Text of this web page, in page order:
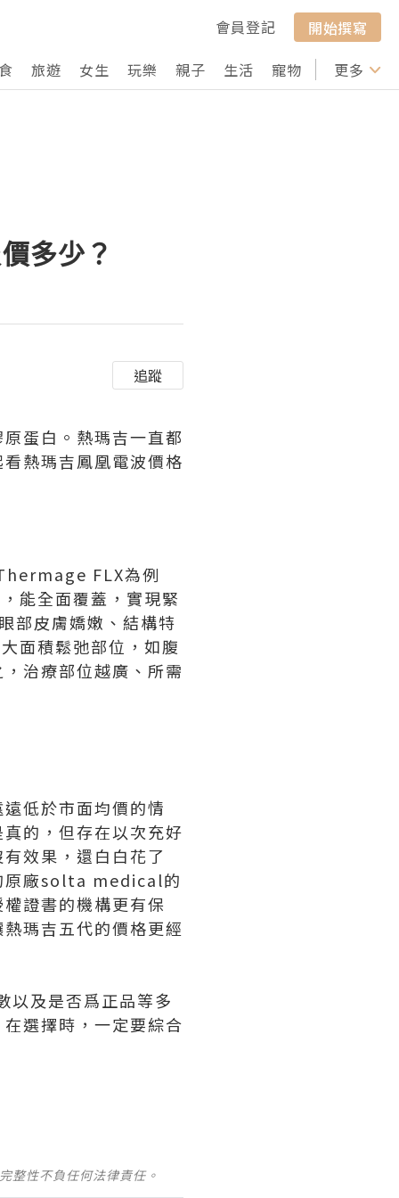
會員登記
開始撰寫
旅遊 女生 玩樂 親子 生活 寵物 行山 打卡
更多
多少？
追蹤
蛋白。熱瑪吉一直都
熱瑪吉鳳凰電波價格
FLX為例
能全面覆蓋，實現緊
部皮膚嬌嫩、結構特
面積鬆弛部位，如腹
治療部位越廣、所需
低於市面均價的情
的，但存在以次充好
效果，還白白花了
原廠solta medical的
證書的機構更有保
瑪吉五代的價格更經
以及是否爲正品等多
選擇時，一定要綜合
整性不負任何法律責任。